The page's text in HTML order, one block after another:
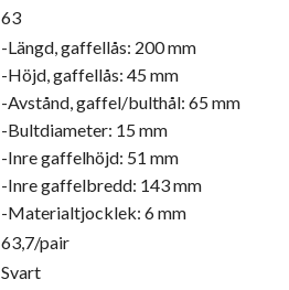
63
-Längd, gaffellås: 200 mm
-Höjd, gaffellås: 45 mm
-Avstånd, gaffel/bulthål: 65 mm
-Bultdiameter: 15 mm
-Inre gaffelhöjd: 51 mm
-Inre gaffelbredd: 143 mm
-Materialtjocklek: 6 mm
63,7/pair
Svart